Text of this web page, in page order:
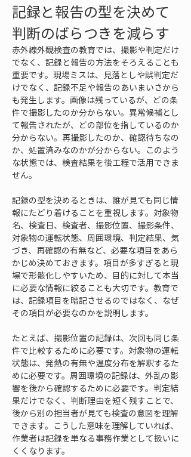
記録と報告の型を決めて
判断のばらつきを減らす
赤外線外観検査の教育では、撮影や判定だけ
でなく、記録と報告の方法をそろえることも
重要です。現場ミスは、見落としや誤判定だ
けでなく、記録不足や報告のあいまいさから
も発生します。画像は残っているが、どの条
件で撮影したのか分からない。異常候補とし
て報告されたが、どの部位を指しているのか
分からない。再撮影したのか、確認待ちなの
か、処置済みなのかが分からない。このよう
な状態では、検査結果を後工程で活用できま
せん。
記録の型を決めるときは、誰が見ても同じ情
報にたどり着けることを重視します。対象物
名、検査日、検査者、撮影位置、撮影条件、
対象物の運転状態、周囲環境、判定結果、気
づき、再確認の有無など、必要な項目をあら
かじめ決めておきます。項目が多すぎると現
場で形骸化しやすいため、目的に対して本当
に必要な情報に絞ることも大切です。教育で
は、記録項目を暗記させるのではなく、なぜ
その項目が必要なのかを説明します。
たとえば、撮影位置の記録は、次回も同じ条
件で比較するために必要です。対象物の運転
状態は、発熱の有無や温度分布を解釈するた
めに必要です。周囲環境の記録は、外乱の影
響を後から確認するために必要です。判定結
果だけでなく、判断理由を短く残すことで、
後から別の担当者が見ても検査の意図を理解
できます。こうした意味を理解していれば、
作業者は記録を単なる事務作業として扱いに
くくなります。